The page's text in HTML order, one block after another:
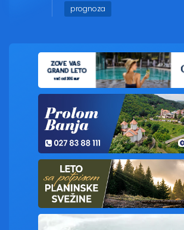
prognoza